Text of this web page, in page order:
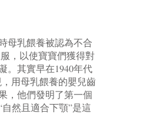
母乳餵養被認為不合
，以使寶寶們獲得對
。其實早在1940年代
，用母乳餵養的嬰兒齒
，他們發明了第一個
然且適合下顎”是這